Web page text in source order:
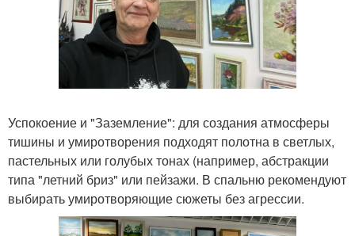
Успокоение и "Заземление": для создания атмосферы
тишины и умиротворения подходят полотна в светлых,
пастельных или голубых тонах (например, абстракции
типа "летний бриз" или пейзажи. В спальню рекомендуют
выбирать умиротворяющие сюжеты без агрессии.